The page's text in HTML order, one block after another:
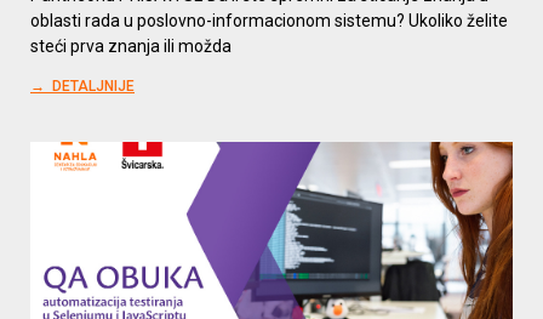
oblasti rada u poslovno-informacionom sistemu? Ukoliko želite
steći prva znanja ili možda
→ DETALJNIJE